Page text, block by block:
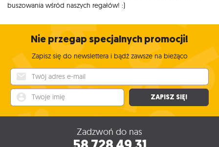
buszowania wśród naszych regałów! :)
Nie przegap specjalnych promocji!
Zapisz się do newslettera i bądź zawsze na bieżąco
ZAPISZ SIĘ!
Zadzwoń do nas